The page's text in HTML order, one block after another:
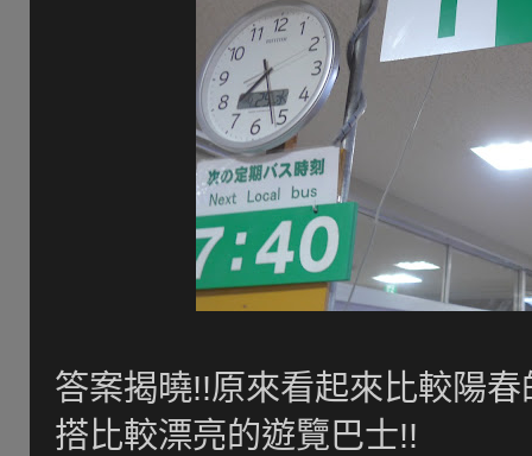
答案揭曉!!原來看起來比較陽
搭比較漂亮的遊覽巴士!!